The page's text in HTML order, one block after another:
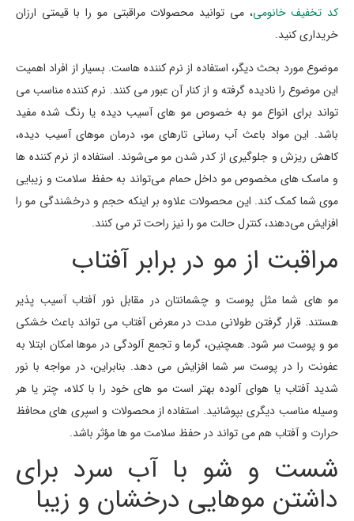
کد تخفیف خانومی، می توانید محصولات مراقبتی مو را با قیمتی ارزان
خریداری کنید.
موضوع مورد بحث دیگر، استفاده از نرم کننده هاست. بسیار از افراد اهمیت
این موضوع را نادیده گرفته و از کنار آن عبور می کنند. نرم کننده مناسب می
تواند برای انواع مو به خصوص مو های آسیب دیده یا رنگ شده مفید
باشد. این مواد باعث آب رسانی تارهای مو، درمان موهای آسیب دیده،
کاهش ریزش و جلوگیری از کدر شدن مو می‌شوند. استفاده از نرم کننده ها
و ماسک های مخصوص مو داخل حمام می‌تواند به حفظ سلامت و زیبایی
موی شما کمک کند. این محصولات علاوه بر اینکه حجم و درخشندگی مو را
افزایش می‌دهند، کنترل حالت مو را نیز راحت تر می کنند.
مراقبت از مو در برابر آفتاب
مو های شما مثل پوست و چشمانتان در مقابل نور آفتاب آسیب پذیر
هستند. قرار گرفتن طولانی مدت در معرض آفتاب می تواند باعث خشکی
مو و پوست سر شود. همچنین، گرما و تجمع آلودگی در موها امکان ابتلا به
عفونت را در پوست سر شما افزایش می دهد. بنابراین، در مواجه با نور
شدید آفتاب یا هوای آلوده بهتر است مو های خود را با کلاه، چتر یا هر
وسیله مناسب دیگری بپوشانید. استفاده از محصولات و اسپری های محافظ
حرارت و آفتاب هم می تواند در حفظ سلامت مو ها مؤثر باشد.
شست و شو با آب سرد برای
داشتن موهایی درخشان و زیبا